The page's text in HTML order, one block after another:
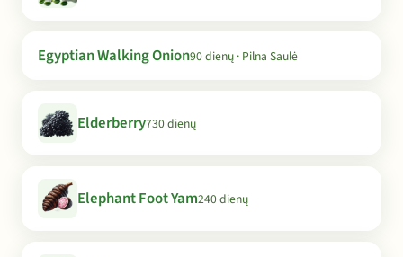
Egyptian Walking Onion90 dienų · Pilna Saulė
Elderberry730 dienų
Elephant Foot Yam240 dienų